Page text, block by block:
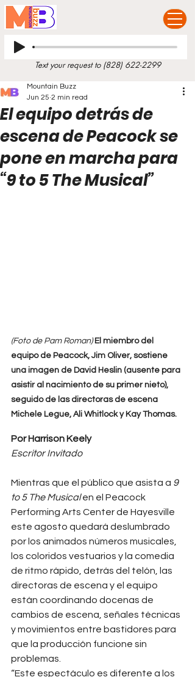
Text your request to (828) 622-2299
El equipo detrás de
escena de Peacock se
pone en marcha para
“9 to 5 The Musical”
Mountain Buzz
Jun 25 2 min read
(Foto de Pam Roman) El miembro del
equipo de Peacock, Jim Oliver, sostiene
una imagen de David Heslin (ausente para
asistir al nacimiento de su primer nieto),
seguido de las directoras de escena
Michele Legue, Ali Whitlock y Kay Thomas.
Por Harrison Keely
Escritor Invitado
Mientras que el público que asista a 9
to 5 The Musical en el Peacock
Performing Arts Center de Hayesville
este agosto quedará deslumbrado
por los animados números musicales,
los coloridos vestuarios y la comedia
de ritmo rápido, detrás del telón, las
directoras de escena y el equipo
están coordinando docenas de
cambios de escena, señales técnicas
y movimientos entre bastidores para
que la producción funcione sin
problemas.
“Este espectáculo es diferente a los